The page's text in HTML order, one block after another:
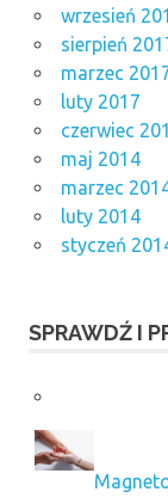
wrzesień
sierpień
marzec
luty 2017
czerwiec
maj 2014
marzec
luty 2014
styczeń
SPRAWDŹ I